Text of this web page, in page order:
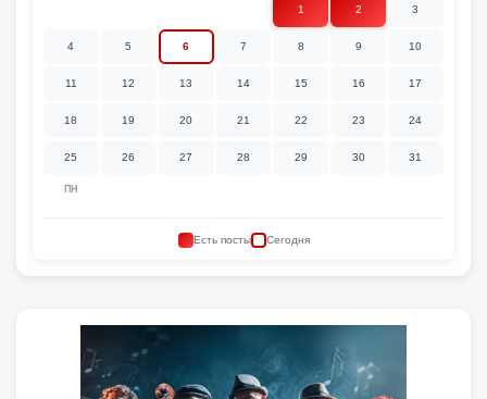
ПН
1 2 3
4 5 6 7 8 9 10
11 12 13 14 15 16 17
18 19 20 21 22 23 24
25 26 27 28 29 30 31
Есть посты Сегодня